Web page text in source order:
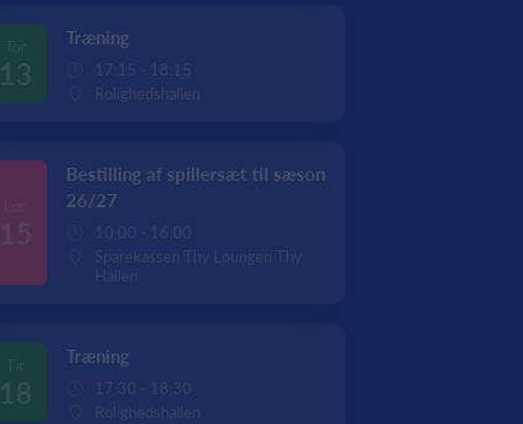
Tor
13
Træning
17:15 - 18:15
Rolighedshallen
Bestilling af spillersæt til sæson
26/27
10:00 - 16:00
Sparekassen Thy Loungen Thy
Hallen
Tir
18
Træning
17:30 - 18:30
Rolighedshallen